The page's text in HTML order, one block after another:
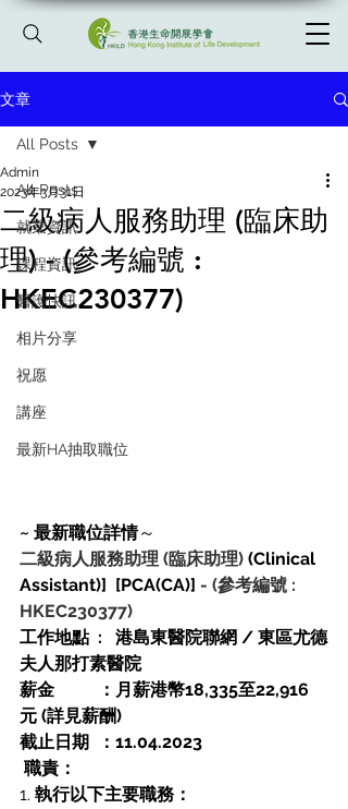
文章
All Posts
就業資訊
課程資訊
醫護快訊
相片分享
祝愿
講座
最新HA抽取職位
All Posts
二級病人服務助理 (臨床助
理) - (參考編號 :
HKEC230377)
Admin
2023年3月31日
~ 最新職位詳情～
二級病人服務助理 (臨床助理) (Clinical
Assistant)]  [PCA(CA)] - (參考編號 :
HKEC230377)
工作地點  :   港島東醫院聯網 / 東區尤德
夫人那打素醫院
薪金          ：月薪港幣18,335至22,916
元 (詳見薪酬)
截止日期  ：11.04.2023
職責：
1. 執行以下主要職務：